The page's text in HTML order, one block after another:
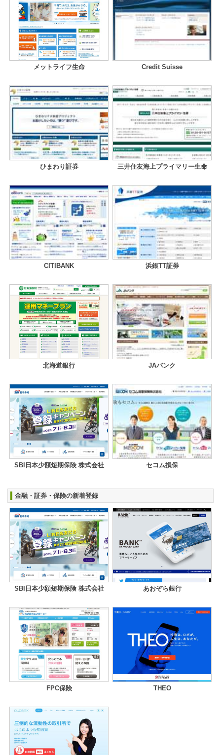
メットライフ生命 Credit Suisse
ひまわり証券 三井住友海上プライマリー生命
CITIBANK 浜銀TT証券
北海道銀行 JAバンク
SBI日本少額短期保険 株式会社 セコム損保
金融・証券・保険の新着登録
SBI日本少額短期保険 株式会社 あおぞら銀行
FPC保険 THEO